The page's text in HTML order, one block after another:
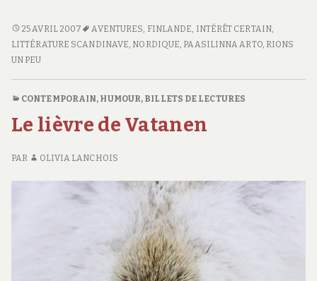
paradis
PRISONNIERS
DU
PARADIS
25 AVRIL 2007 AVENTURES, FINLANDE, INTÉRÊT CERTAIN,
LITTÉRATURE SCANDINAVE, NORDIQUE, PAASILINNA ARTO, RIONS
UN PEU
CONTEMPORAIN, HUMOUR, BILLETS DE LECTURES
Le lièvre de Vatanen
PAR OLIVIA LANCHOIS